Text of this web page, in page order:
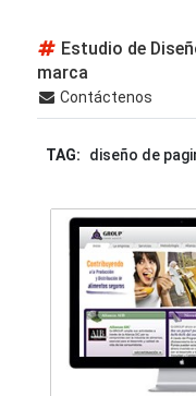
Estudio de
marca
Contáctenos
TAG: diseño de